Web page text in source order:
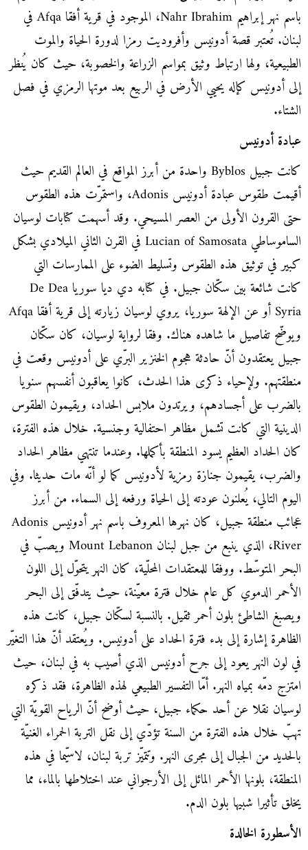
باسم نهر إبراهيم Nahr Ibrahim، الموجود في قرية أفقا Afqa في
لبنان. تُعتبر قصة أدونيس وأفروديت رمزا لدورة الحياة والموت
الطبيعية، ولها ارتباط وثيق بمواسم الزراعة والخصوبة، حيث كان يُنظر
إلى أدونيس كإله يحيي الأرض في الربيع بعد موتها الرمزي في فصل
الشتاء.
عبادة أدونيس
كانت جبيل Byblos واحدة من أبرز المواقع في العالم القديم حيث
أقيمت طقوس عبادة أدونيس Adonis، واستمرّت هذه الطقوس
حتى القرون الأولى من العصر المسيحي. وقد أسهمت كتابات لوسيان
الساموساطي Lucian of Samosata في القرن الثاني الميلادي بشكل
كبير في توثيق هذه الطقوس وتسليط الضوء على الممارسات التي
كانت شائعة بين سكّان جبيل. في كتابه دي ديا سوريا De Dea
Syria أو عن الإلهة سوريا، يروي لوسيان زيارته إلى قرية أفقا Afqa
ويوضّح تفاصيل ما شاهده هناك. وفقا لرواية لوسيان، كان سكّان
جبيل يعتقدون أنّ حادثة هجوم الخنزير البرّي على أدونيس وقعت في
منطقتهم. ولإحياء ذكرى هذا الحدث، كانوا يعاقبون أنفسهم سنويا
بالضرب على أجسادهم، ويرتدون ملابس الحداد، ويقيمون الطقوس
الدينية التي كانت تشمل مظاهر احتفالية وجنسية. خلال هذه الفترة،
كان الحداد العظيم يسود المنطقة بأكملها. وعندما تنتهي مظاهر الحداد
والضرب، يقيمون جنازة رمزية لأدونيس كما لو أنّه مات حديثا. وفي
اليوم التالي، يُعلنون عودته إلى الحياة ورفعه إلى السماء. من أبرز
عجائب منطقة جبيل، كان نهرها المعروف باسم نهر أدونيس Adonis
River، الذي ينبع من جبل لبنان Mount Lebanon ويصبّ في
البحر المتوسّط. ووفقا للمعتقدات المحلّية، كان النهر يتحوّل إلى اللون
الأحمر الدموي كل عام خلال فترة معيّنة، حيث يتدفّق إلى البحر
ويصبغ الشاطئ بلون أحمر ثقيل. بالنسبة لسكّان جبيل، كانت هذه
الظاهرة إشارة إلى بدء فترة الحداد على أدونيس. ويُعتقد أنّ هذا التغيّر
في لون النهر يعود إلى جرح أدونيس الذي أصيب به في لبنان، حيث
امتزج دمّه بمياه النهر. أمّا التفسير الطبيعي لهذه الظاهرة، فقد ذكره
لوسيان نقلا عن أحد حكماء جبيل، حيث أوضح أنّ الرياح القويّة التي
تهبّ خلال هذه الفترة من السنة تؤدّي إلى نقل التربة الحمراء الغنيّة
بالحديد من الجبال إلى مجرى النهر. وتتميّز تربة لبنان، لاسيّما في هذه
المنطقة، بلونها الأحمر المائل إلى الأرجواني عند اختلاطها بالماء، مما
يخلق تأثيرا شبيها بلون الدم.
الأسطورة الخالدة